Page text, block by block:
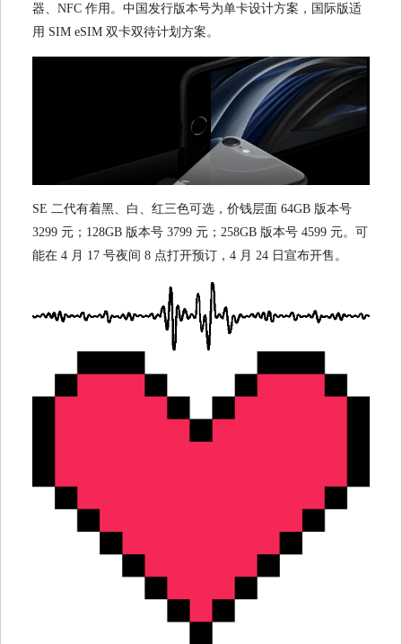
器、NFC 作用。中国发行版本号为单卡设计方案，国际版适
用 SIM eSIM 双卡双待计划方案。
SE 二代有着黑、白、红三色可选，价钱层面 64GB 版本号
3299 元；128GB 版本号 3799 元；258GB 版本号 4599 元。可
能在 4 月 17 号夜间 8 点打开预订，4 月 24 日宣布开售。